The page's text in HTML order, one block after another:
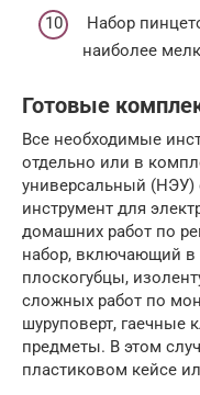
Набор
наиболее
Готовые
Все необходимые
отдельно или в
универсальный (НЭУ)
инструмент для
домашних работ по
набор, включающий в
плоскогубцы,
сложных работ по
шуруповерт, гаечные
предметы. В этом
пластиковом кейсе